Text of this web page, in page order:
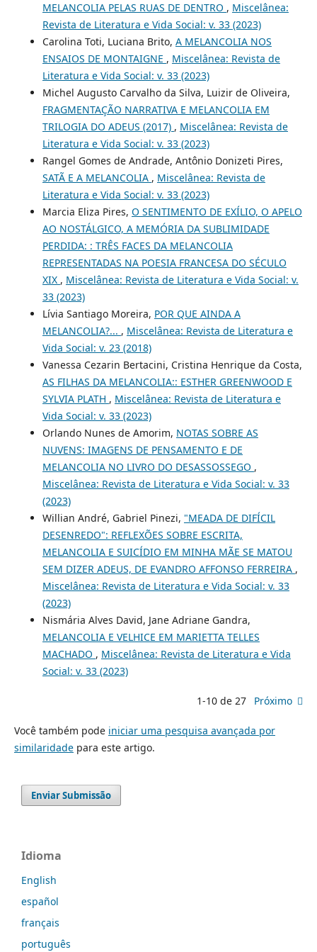
MELANCOLIA PELAS RUAS DE DENTRO , Miscelânea:
Revista de Literatura e Vida Social: v. 33 (2023)
Carolina Toti, Luciana Brito, A MELANCOLIA NOS
ENSAIOS DE MONTAIGNE , Miscelânea: Revista de
Literatura e Vida Social: v. 33 (2023)
Michel Augusto Carvalho da Silva, Luizir de Oliveira,
FRAGMENTAÇÃO NARRATIVA E MELANCOLIA EM
TRILOGIA DO ADEUS (2017) , Miscelânea: Revista de
Literatura e Vida Social: v. 33 (2023)
Rangel Gomes de Andrade, Antônio Donizeti Pires,
SATÃ E A MELANCOLIA , Miscelânea: Revista de
Literatura e Vida Social: v. 33 (2023)
Marcia Eliza Pires, O SENTIMENTO DE EXÍLIO, O APELO
AO NOSTÁLGICO, A MEMÓRIA DA SUBLIMIDADE
PERDIDA: : TRÊS FACES DA MELANCOLIA
REPRESENTADAS NA POESIA FRANCESA DO SÉCULO
XIX , Miscelânea: Revista de Literatura e Vida Social: v.
33 (2023)
Lívia Santiago Moreira, POR QUE AINDA A
MELANCOLIA?... , Miscelânea: Revista de Literatura e
Vida Social: v. 23 (2018)
Vanessa Cezarin Bertacini, Cristina Henrique da Costa,
AS FILHAS DA MELANCOLIA:: ESTHER GREENWOOD E
SYLVIA PLATH , Miscelânea: Revista de Literatura e
Vida Social: v. 33 (2023)
Orlando Nunes de Amorim, NOTAS SOBRE AS
NUVENS: IMAGENS DE PENSAMENTO E DE
MELANCOLIA NO LIVRO DO DESASSOSSEGO ,
Miscelânea: Revista de Literatura e Vida Social: v. 33
(2023)
Willian André, Gabriel Pinezi, "MEADA DE DIFÍCIL
DESENREDO": REFLEXÕES SOBRE ESCRITA,
MELANCOLIA E SUICÍDIO EM MINHA MÃE SE MATOU
SEM DIZER ADEUS, DE EVANDRO AFFONSO FERREIRA ,
Miscelânea: Revista de Literatura e Vida Social: v. 33
(2023)
Nismária Alves David, Jane Adriane Gandra,
MELANCOLIA E VELHICE EM MARIETTA TELLES
MACHADO , Miscelânea: Revista de Literatura e Vida
Social: v. 33 (2023)
1-10 de 27 Próximo
Você também pode iniciar uma pesquisa avançada por
similaridadepara este artigo.
Enviar Submissão
Idioma
English
español
français
português